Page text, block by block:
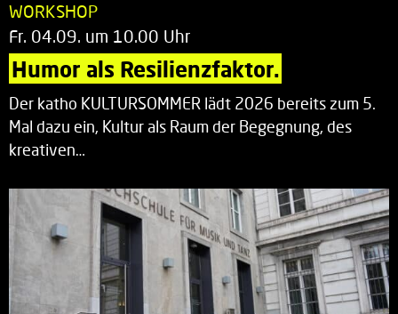
WORKSHOP
Fr. 04.09. um 10.00 Uhr
Humor als Resilienzfaktor.
Der katho KULTURSOMMER lädt 2026 bereits zum 5.
Mal dazu ein, Kultur als Raum der Begegnung, des
kreativen…